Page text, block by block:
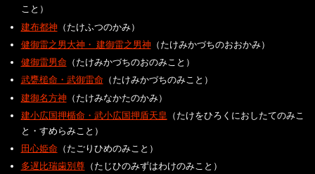
こと）
建布都神（たけふつのかみ）
健御雷之男大神・ 建御雷之男神（たけみかづちのおおかみ）
健御雷男命 （たけみかづちのおのみこと）
武甕槌命・武御雷命 （たけみかづちのみこと）
建御名方神（たけみなかたのかみ）
建小広国押楯命・武小広国押盾天皇 （たけをひろくにおしたてのみこ
と・すめらみこと）
田心姫命 （たごりひめのみこと）
多遅比瑞歯別尊（たじひのみずはわけのみこと）